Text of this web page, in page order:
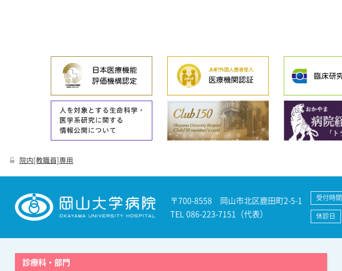
院内[教職員]専用
〒700-8558 岡山市北区鹿田町2-5-1
TEL 086-223-7151（代表）
受付時間
休診日
診療科・部門